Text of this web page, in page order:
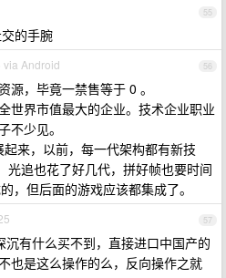
55
的手腕
56
Android
源，毕竟一禁售等于 0 。
世界市值最大的企业。技术企业职业
不少见。
来，以前，每一代架构都有新技
光追也花了好几代，拼好帧也要时间
，但后面的游戏应该都集成了。
57
沉有什么买不到，直接进口中国产的
也是这么操作的么，反向操作之就